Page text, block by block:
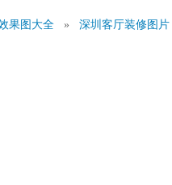
果图大全 » 深圳客厅装修图片